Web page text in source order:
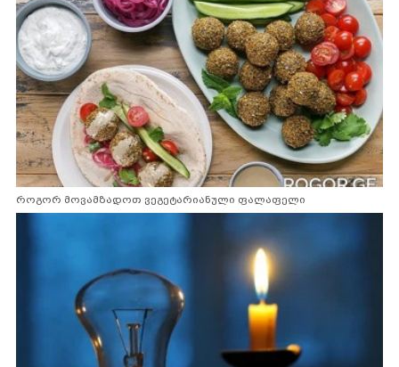
როგორ მოვამზადოთ ვეგეტარიანული ფალაფელი